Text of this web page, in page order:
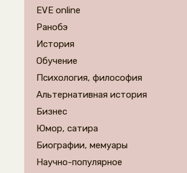
EVE online
Ранобэ
История
Обучение
Психология, философия
Альтернативная история
Бизнес
Юмор, сатира
Биографии, мемуары
Научно-популярное